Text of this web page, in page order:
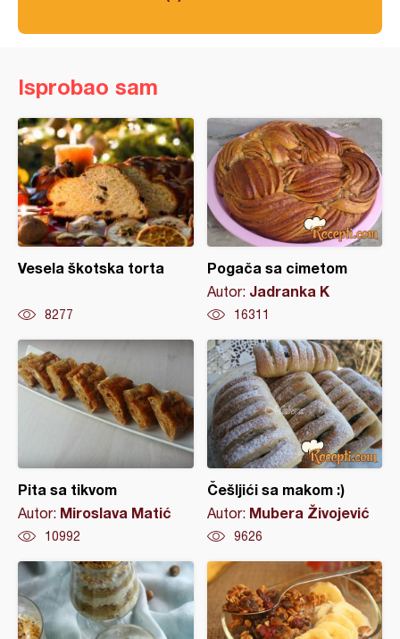
Isprobao sam
Vesela škotska torta
8277
Pogača sa cimetom
Autor: Jadranka K
16311
Pita sa tikvom
Autor: Miroslava Matić
10992
Češljići sa makom :)
Autor: Mubera Živojević
9626